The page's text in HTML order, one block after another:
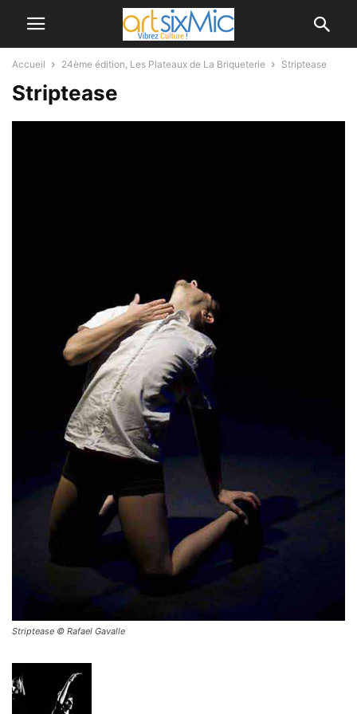
Accueil 24ème édition, Les Plateaux de La Briqueterie Striptease
Striptease
Striptease © Rafael Gavalle